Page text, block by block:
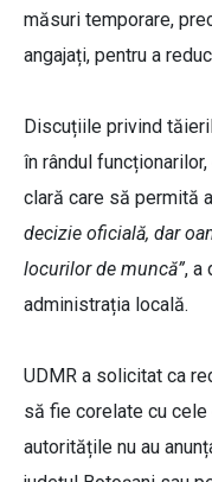
măsuri temporare,
angajați, pentru a
Discuțiile privind
în rândul
clară care să permită
decizie oficială, dar
locurilor de muncă”, a
administrația locală.
UDMR a solicitat ca
să fie corelate cu
autoritățile nu au